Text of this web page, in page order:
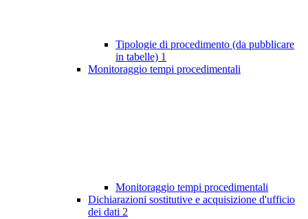
Tipologie di procedimento (da pubblicare
in tabelle) 1
Monitoraggio tempi procedimentali
Monitoraggio tempi procedimentali
Dichiarazioni sostitutive e acquisizione d'ufficio
dei dati 2